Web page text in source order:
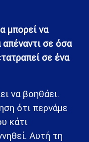
μπορεί να
απέναντι σε όσα
σε ένα
να βοηθάει.
ότι περνάμε
κάτι
Αυτή τη